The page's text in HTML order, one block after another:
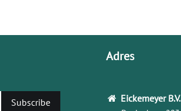
Subscribe
Adres
Eickemeyer B.V.